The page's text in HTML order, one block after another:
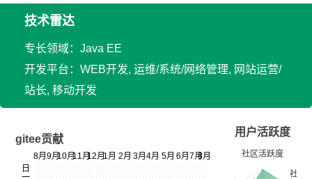
技术雷达
专长领域：Java EE
开发平台：WEB开发, 运维/系统/网络管理, 网站运营/
站长, 移动开发
gitee贡献
用户活跃度